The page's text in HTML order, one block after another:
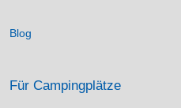
Blog
Für Campingplätze